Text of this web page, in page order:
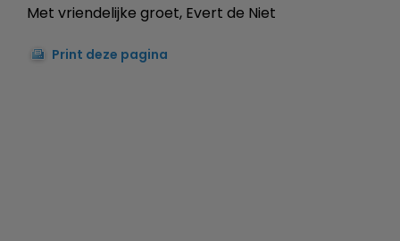
Met vriendelijke groet, Evert de Niet
Print deze pagina